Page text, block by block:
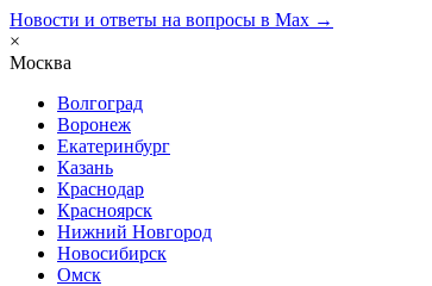
Новости и ответы на вопросы в Max →
×
Москва
Волгоград
Воронеж
Екатеринбург
Казань
Краснодар
Красноярск
Нижний Новгород
Новосибирск
Омск